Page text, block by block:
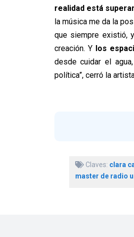
realidad está
la música me da la
que siempre existió,
creación. Y los
desde cuidar el
política”, cerró la
Claves: clara
master de radio